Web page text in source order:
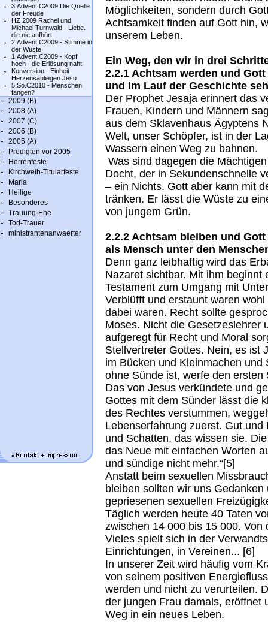
3.Advent.C2009 Die Quelle
der Freude
HZ 2009 Rachel und
Michael Turnwald - Liebe.
die nie aufhört
2.Advent C2009 - Stimme in
der Wüste
1.Advent.C2009 - Kopf
hoch - die Erlösung naht
Konversion - Einheit
Herzensanliegen Jesu
5.So.C2010 - Menschen
fangen?
2009 (B)
2008 (A)
2007 (C)
2006 (B)
2005 (A)
Predigten vor 2005
Herrenfeste
Kirchweih-Titularfeste
Maria
Heilige
Besonderes
Trauung-Ehe
Tod-Trauer
ministrantenanwaerter
Möglichkeiten, sondern durch
Achtsamkeit finden auf Gott hin,
unserem Leben.
Ein Weg, den wir in drei
2.2.1 Achtsam werden und
und im Lauf der Geschichte
Der Prophet Jesaja erinnert das
Frauen, Kindern und Männern
aus dem Sklavenhaus Ägyptens
Welt, unser Schöpfer, ist in der
Wassern einen Weg zu bahnen.
Was sind dagegen die
Docht, der in Sekundenschnelle
– ein Nichts. Gott aber kann mit
tränken. Er lässt die Wüste zu
von jungem Grün.
2.2.2 Achtsam bleiben und
als Mensch unter den
Denn ganz leibhaftig wird das
Nazaret sichtbar. Mit ihm
Testament zum Umgang mit
Verblüfft und erstaunt waren
dabei waren. Recht sollte
Moses. Nicht die Gesetzeslehrer
aufgeregt für Recht und Moral
Stellvertreter Gottes. Nein, es ist
im Bücken und Kleinmachen
ohne Sünde ist, werfe den ersten
Das von Jesus verkündete und
Gottes mit dem Sünder lässt die
des Rechtes verstummen,
Lebenserfahrung zuerst. Gut
und Schatten, das wissen sie.
das Neue mit einfachen Worten
und sündige nicht mehr.“[5]
Anstatt beim sexuellen
bleiben sollten wir uns
gepriesenen sexuellen
Täglich werden heute 40 Taten
zwischen 14 000 bis 15 000.
Vieles spielt sich in der
Einrichtungen, in Vereinen... [6]
In unserer Zeit wird häufig vom
von seinem positiven
werden und nicht zu verurteilen.
der jungen Frau damals, eröffnet
Weg in ein neues Leben.